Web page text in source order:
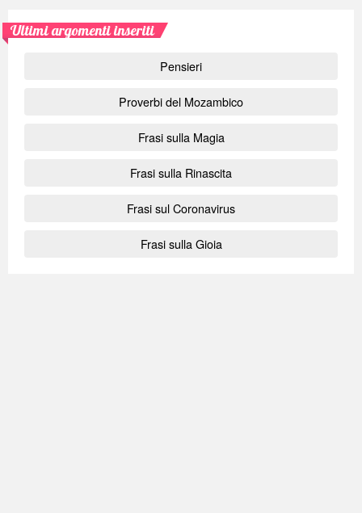
Ultimi argomenti inseriti
Pensieri
Proverbi del Mozambico
Frasi sulla Magia
Frasi sulla Rinascita
Frasi sul Coronavirus
Frasi sulla Gioia